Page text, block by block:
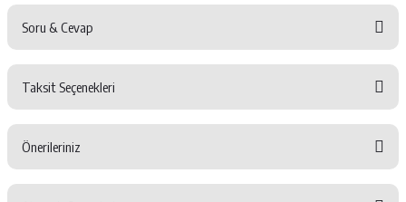
Yorum Yaz
Soru & Cevap
Soru Sor
Taksit Seçenekleri
Önerileriniz